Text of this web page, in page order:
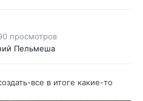
просмотров
Пельмеша
все в итоге какие-то